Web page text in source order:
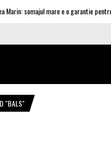
somajul mare e o garantie pentru
"BALS"